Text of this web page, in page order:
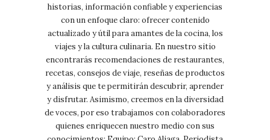
historias, información confiable y experiencias
con un enfoque claro: ofrecer contenido
actualizado y útil para amantes de la cocina, los
viajes y la cultura culinaria. En nuestro sitio
encontrarás recomendaciones de restaurantes,
recetas, consejos de viaje, reseñas de productos
y análisis que te permitirán descubrir, aprender
y disfrutar. Asimismo, creemos en la diversidad
de voces, por eso trabajamos con colaboradores
quienes enriquecen nuestro medio con sus